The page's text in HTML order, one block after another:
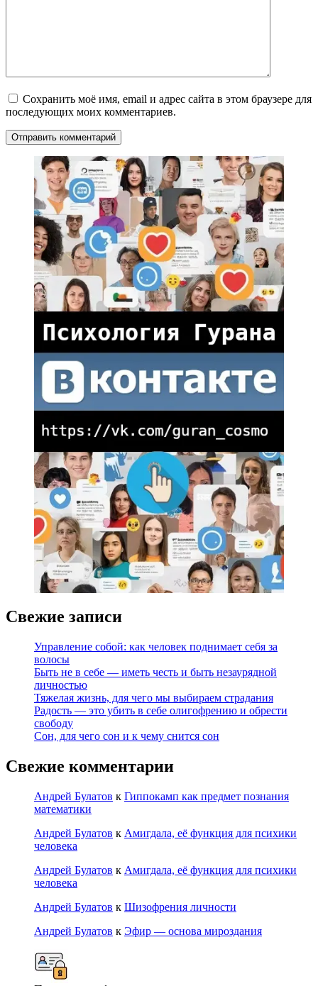
Сохранить моё имя, email и адрес сайта в этом браузере для
последующих моих комментариев.
Свежие записи
Управление собой: как человек поднимает себя за
волосы
Быть не в себе — иметь честь и быть незаурядной
личностью
Тяжелая жизнь, для чего мы выбираем страдания
Радость — это убить в себе олигофрению и обрести
свободу
Сон, для чего сон и к чему снится сон
Свежие комментарии
Андрей Булатов к Гиппокамп как предмет познания
математики
Андрей Булатов к Амигдала, её функция для психики
человека
Андрей Булатов к Амигдала, её функция для психики
человека
Андрей Булатов к Шизофрения личности
Андрей Булатов к Эфир — основа мироздания